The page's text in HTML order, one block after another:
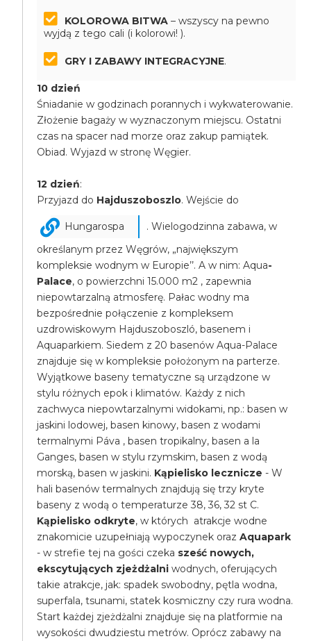
KOLOROWA BITWA – wszyscy na pewno
wyjdą z tego cali (i kolorowi! ).
GRY I ZABAWY INTEGRACYJNE.
10 dzień
Śniadanie w godzinach porannych i wykwaterowanie.
Złożenie bagaży w wyznaczonym miejscu. Ostatni
czas na spacer nad morze oraz zakup pamiątek.
Obiad. Wyjazd w stronę Węgier.
12 dzień:
Przyjazd do Hajduszoboszlo. Wejście do
Hungarospa
. Wielogodzinna zabawa, w
określanym przez Węgrów, „największym
kompleksie wodnym w Europie’’. A w nim: Aqua-
Palace, o powierzchni 15.000 m2 , zapewnia
niepowtarzalną atmosferę. Pałac wodny ma
bezpośrednie połączenie z kompleksem
uzdrowiskowym Hajduszoboszló, basenem i
Aquaparkiem. Siedem z 20 basenów Aqua-Palace
znajduje się w kompleksie położonym na parterze.
Wyjątkowe baseny tematyczne są urządzone w
stylu różnych epok i klimatów. Każdy z nich
zachwyca niepowtarzalnymi widokami, np.: basen w
jaskini lodowej, basen kinowy, basen z wodami
termalnymi Páva , basen tropikalny, basen a la
Ganges, basen w stylu rzymskim, basen z wodą
morską, basen w jaskini. Kąpielisko lecznicze - W
hali basenów termalnych znajdują się trzy kryte
baseny z wodą o temperaturze 38, 36, 32 st C.
Kąpielisko odkryte, w których atrakcje wodne
znakomicie uzupełniają wypoczynek orazAquapark
- w strefie tej na gości czeka sześć nowych,
ekscytujących zjeżdżalni wodnych, oferujących
takie atrakcje, jak: spadek swobodny, pętla wodna,
superfala, tsunami, statek kosmiczny czy rura wodna.
Start każdej zjeżdżalni znajduje się na platformie na
wysokości dwudziestu metrów. Oprócz zabawy na